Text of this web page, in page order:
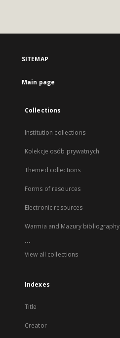
SITEMAP
Main page
Collections
Institution collections
Kolekcje osób prywatnych
Themed collections
Forms of resources
Electronic resources
Warmia and Mazury bibliography
...
View all collections
Indexes
Title
Creator